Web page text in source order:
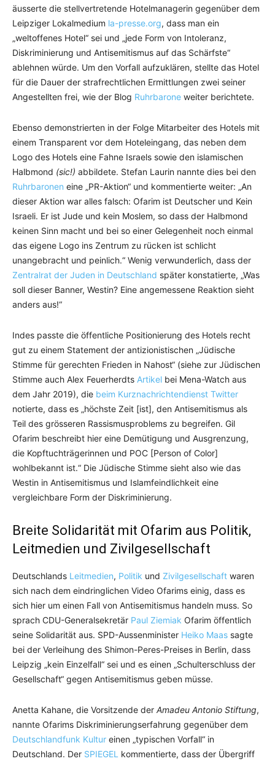
äusserte die stellvertretende Hotelmanagerin gegenüber dem
Leipziger Lokalmedium la-presse.org, dass man ein
„weltoffenes Hotel“ sei und „jede Form von Intoleranz,
Diskriminierung und Antisemitismus auf das Schärfste“
ablehnen würde. Um den Vorfall aufzuklären, stellte das Hotel
für die Dauer der strafrechtlichen Ermittlungen zwei seiner
Angestellten frei, wie der Blog Ruhrbarone weiter berichtete.
Ebenso demonstrierten in der Folge Mitarbeiter des Hotels mit
einem Transparent vor dem Hoteleingang, das neben dem
Logo des Hotels eine Fahne Israels sowie den islamischen
Halbmond (sic!) abbildete. Stefan Laurin nannte dies bei den
Ruhrbaronen eine „PR-Aktion“ und kommentierte weiter: „An
dieser Aktion war alles falsch: Ofarim ist Deutscher und Kein
Israeli. Er ist Jude und kein Moslem, so dass der Halbmond
keinen Sinn macht und bei so einer Gelegenheit noch einmal
das eigene Logo ins Zentrum zu rücken ist schlicht
unangebracht und peinlich.“ Wenig verwunderlich, dass der
Zentralrat der Juden in Deutschland später konstatierte, „Was
soll dieser Banner, Westin? Eine angemessene Reaktion sieht
anders aus!“
Indes passte die öffentliche Positionierung des Hotels recht
gut zu einem Statement der antizionistischen „Jüdische
Stimme für gerechten Frieden in Nahost“ (siehe zur Jüdischen
Stimme auch Alex Feuerherdts Artikel bei Mena-Watch aus
dem Jahr 2019), die beim Kurznachrichtendienst Twitter
notierte, dass es „höchste Zeit [ist], den Antisemitismus als
Teil des grösseren Rassismusproblems zu begreifen. Gil
Ofarim beschreibt hier eine Demütigung und Ausgrenzung,
die Kopftuchträgerinnen und POC [Person of Color]
wohlbekannt ist.“ Die Jüdische Stimme sieht also wie das
Westin in Antisemitismus und Islamfeindlichkeit eine
vergleichbare Form der Diskriminierung.
Breite Solidarität mit Ofarim aus Politik,
Leitmedien und Zivilgesellschaft
Deutschlands Leitmedien, Politik und Zivilgesellschaft waren
sich nach dem eindringlichen Video Ofarims einig, dass es
sich hier um einen Fall von Antisemitismus handeln muss. So
sprach CDU-Generalsekretär Paul Ziemiak Ofarim öffentlich
seine Solidarität aus. SPD-Aussenminister Heiko Maas sagte
bei der Verleihung des Shimon-Peres-Preises in Berlin, dass
Leipzig „kein Einzelfall“ sei und es einen „Schulterschluss der
Gesellschaft“ gegen Antisemitismus geben müsse.
Anetta Kahane, die Vorsitzende der Amadeu Antonio Stiftung,
nannte Ofarims Diskriminierungserfahrung gegenüber dem
Deutschlandfunk Kultur einen „typischen Vorfall“ in
Deutschland. Der SPIEGEL kommentierte, dass der Übergriff